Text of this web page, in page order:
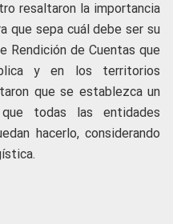
resaltaron la importancia
que sepa cuál debe ser su
Rendición de Cuentas que
y en los territorios
que se establezca un
que todas las entidades
hacerlo, considerando